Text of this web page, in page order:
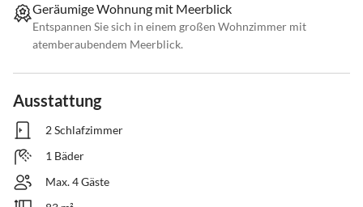
Geräumige Wohnung mit Meerblick
Entspannen Sie sich in einem großen Wohnzimmer mit
atemberaubendem Meerblick.
Ausstattung
2 Schlafzimmer
1 Bäder
Max. 4 Gäste